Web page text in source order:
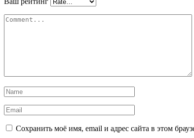
Сохранить моё имя, email и адрес сайта в этом